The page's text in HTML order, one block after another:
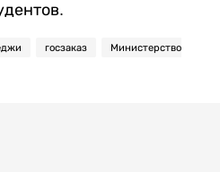
госзаказ Министерство